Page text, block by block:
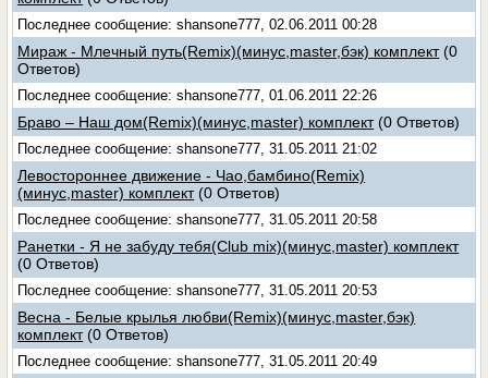
Последнее сообщение: shansone777, 02.06.2011 00:28
Мираж - Млечный путь(Remix)(минус,master,бэк) комплект (0
Ответов)
Последнее сообщение: shansone777, 01.06.2011 22:26
Браво – Наш дом(Remix)(минус,master) комплект (0 Ответов)
Последнее сообщение: shansone777, 31.05.2011 21:02
Левостороннее движение - Чао,бамбино(Remix)
(минус,master) комплект (0 Ответов)
Последнее сообщение: shansone777, 31.05.2011 20:58
Ранетки - Я не забуду тебя(Club mix)(минус,master) комплект
(0 Ответов)
Последнее сообщение: shansone777, 31.05.2011 20:53
Весна - Белые крылья любви(Remix)(минус,master,бэк)
комплект (0 Ответов)
Последнее сообщение: shansone777, 31.05.2011 20:49